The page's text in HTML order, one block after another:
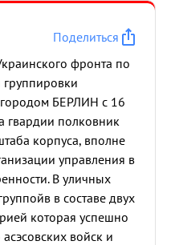
Поделиться
фронта по
БЕРЛИН с 16
гвардии полковник
корпуса, вполне
управления в
В уличных
в составе двух
которая успешно
войск и